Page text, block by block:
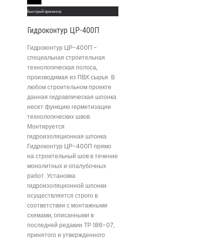
Быстрый просмотр
Гидроконтур ЦР-400П
Гидроконтур ЦР-400П -
специальная строительная
технологическая полоса,
производимая из ПВХ сырья. В
любом строительном проекте
данная гидравлическая шпонка
несет функцию герметизации
технологических швов.
Монтируется
гидроизоляционная шпонка
Гидроконтур ЦР-400П прямо
на строительный шов в течение
монолитных и опалубочных
работ. Установка
гидроизоляционной шпонки
осуществляется строго в
соответствии с монтажными
схемами, описанными в
последней редакии ТР 186-07,
принятого и утвержденного